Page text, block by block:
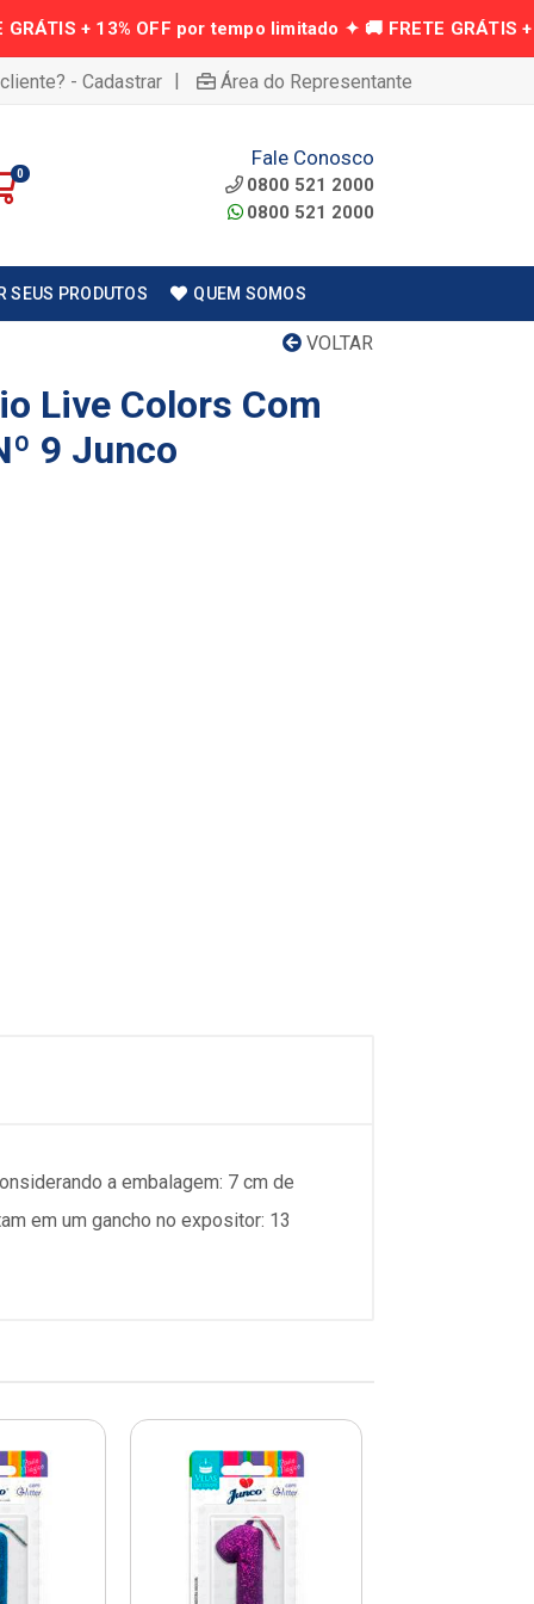
- Cadastrar | Área do Representante
0
Fale Conosco
0800 521 2000
0800 521 2000
SEUS PRODUTOS QUEM SOMOS
VOLTAR
Live Colors Com
9 Junco
a embalagem: 7 cm de
em um gancho no expositor: 13